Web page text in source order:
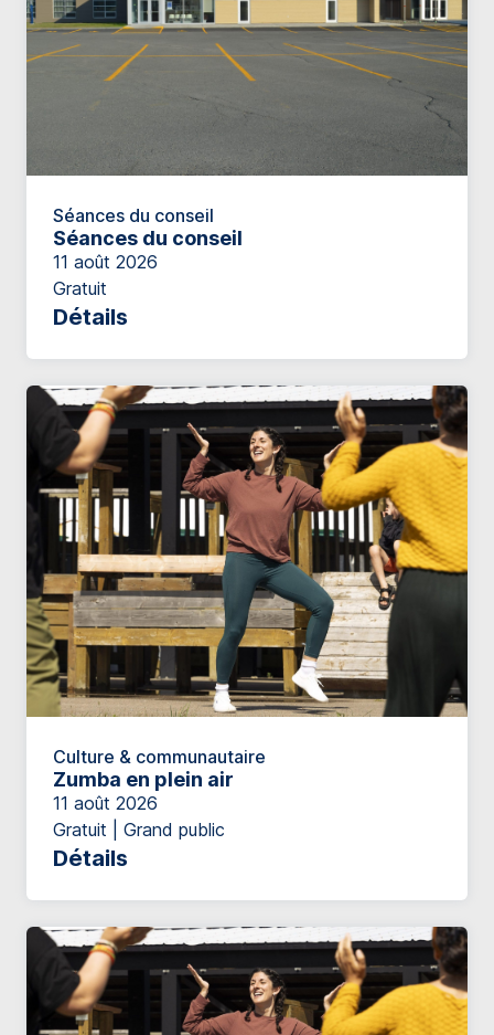
Séances du conseil
Séances du conseil
11 août 2026
Gratuit
Détails
Culture & communautaire
Zumba en plein air
11 août 2026
Gratuit | Grand public
Détails